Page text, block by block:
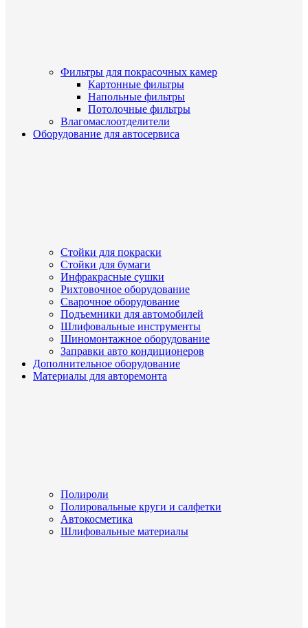
Фильтры для покрасочных камер
Картонные фильтры
Напольные фильтры
Потолочные фильтры
Влагомаслоотделители
Оборудование для автосервиса
Стойки для покраски
Стойки для бумаги
Инфракрасные сушки
Рихтовочное оборудование
Сварочное оборудование
Подъемники для автомобилей
Шлифовальные инструменты
Шиномонтажное оборудование
Заправки авто кондиционеров
Дополнительное оборудование
Материалы для авторемонта
Полироли
Полировальные круги и салфетки
Автокосметика
Шлифовальные материалы